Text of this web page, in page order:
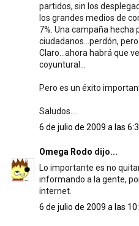
partidos, sin los
los grandes medios de
7%. Una campaña hecha
ciudadanos...perdón,
Claro...ahora habrá que
coyuntural...
Pero es un éxito
Saludos....
6 de julio de 2009 a las
Omega Rodo dijo...
Lo importante es no
informando a la gente,
internet.
6 de julio de 2009 a las